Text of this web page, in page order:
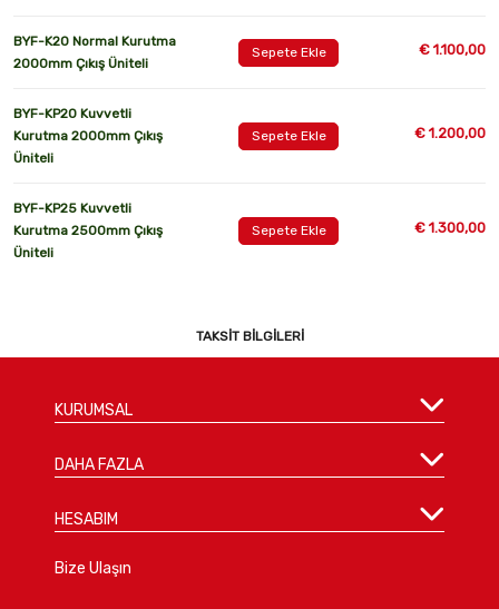
BYF-K20 Normal Kurutma
2000mm Çıkış Üniteli
Sepete Ekle € 1.100,00
BYF-KP20 Kuvvetli
Kurutma 2000mm Çıkış
Üniteli
Sepete Ekle € 1.200,00
BYF-KP25 Kuvvetli
Kurutma 2500mm Çıkış
Üniteli
Sepete Ekle € 1.300,00
TAKSIT BILGILERI
KURUMSAL
DAHA FAZLA
HESABIM
Bize Ulaşın